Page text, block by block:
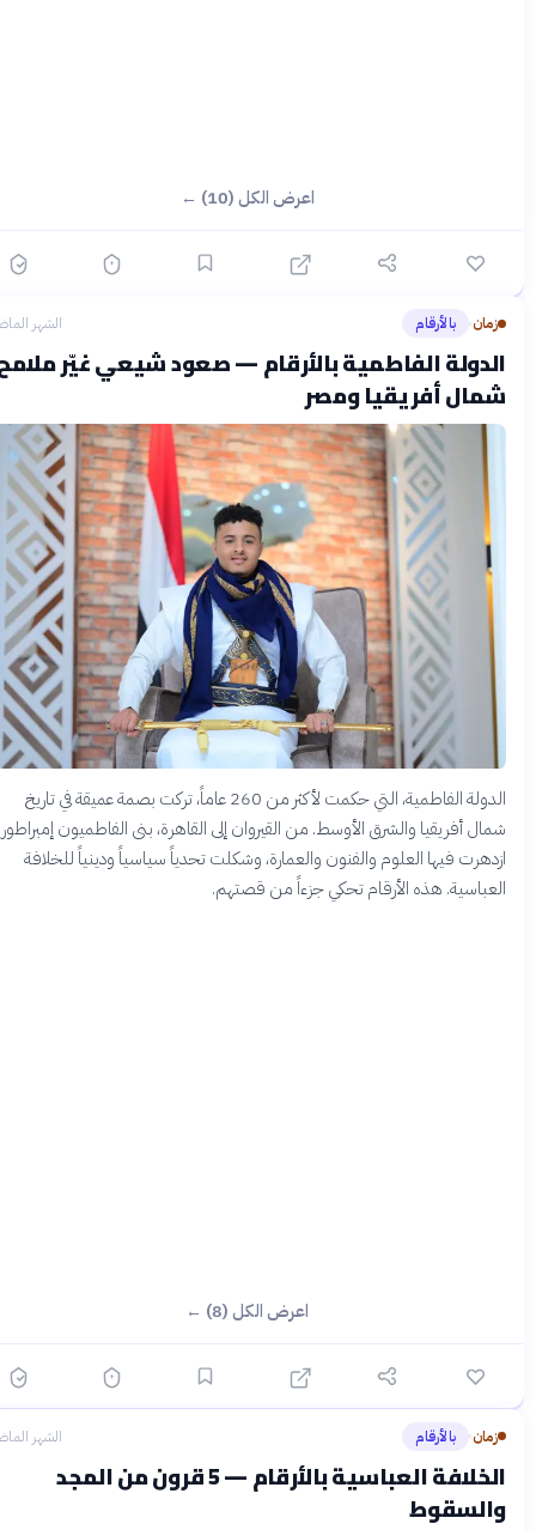
اعرض الكل (10) ←
زمان› بالأرقام الشهر الماضي
الدولة الفاطمية بالأرقام — صعود شيعي غيّر ملامح
شمال أفريقيا ومصر
الدولة الفاطمية، التي حكمت لأكثر من 260 عاماً، تركت بصمة عميقة في تاريخ
شمال أفريقيا والشرق الأوسط. من القيروان إلى القاهرة، بنى الفاطميون إمبراطورية
ازدهرت فيها العلوم والفنون والعمارة، وشكلت تحدياً سياسياً ودينياً للخلافة
العباسية. هذه الأرقام تحكي جزءاً من قصتهم.
اعرض الكل (8) ←
زمان› بالأرقام الشهر الماضي
الخلافة العباسية بالأرقام — 5 قرون من المجد
والسقوط